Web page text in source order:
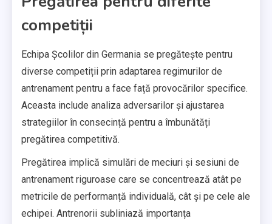
competiții
Echipa Școlilor din Germania se pregătește pentru
diverse competiții prin adaptarea regimurilor de
antrenament pentru a face față provocărilor specifice.
Aceasta include analiza adversarilor și ajustarea
strategiilor în consecință pentru a îmbunătăți
pregătirea competitivă.
Pregătirea implică simulări de meciuri și sesiuni de
antrenament riguroase care se concentrează atât pe
metricile de performanță individuală, cât și pe cele ale
echipei. Antrenorii subliniază importanța